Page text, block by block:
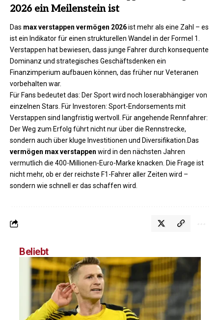
2026 ein Meilenstein ist
Das max verstappen vermögen 2026ist mehr als eine Zahl – es
ist ein Indikator für einen strukturellen Wandel in der Formel 1.
Verstappen hat bewiesen, dass junge Fahrer durch konsequente
Dominanz und strategisches Geschäftsdenken ein
Finanzimperium aufbauen können, das früher nur Veteranen
vorbehalten war.
Für Fans bedeutet das: Der Sport wird noch loserabhängiger von
einzelnen Stars. Für Investoren: Sport-Endorsements mit
Verstappen sind langfristig wertvoll. Für angehende Rennfahrer:
Der Weg zum Erfolg führt nicht nur über die Rennstrecke,
sondern auch über kluge Investitionen und Diversifikation.Das
vermögen max verstappen wird in den nächsten Jahren
vermutlich die 400-Millionen-Euro-Marke knacken. Die Frage ist
nicht mehr, ob er der reichste F1-Fahrer aller Zeiten wird –
sondern wie schnell er das schaffen wird.
Beliebt